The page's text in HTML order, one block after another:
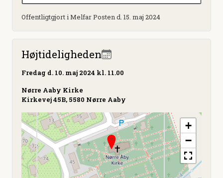
Offentligtgjort i Melfar Posten d. 15. maj 2024
Højtideligheden
Fredag d. 10. maj 2024 kl. 11.00
Nørre Aaby Kirke
Kirkevej 45B, 5580 Nørre Aaby
+
−